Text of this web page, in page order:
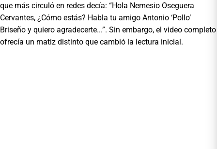
que más circuló en redes decía: “Hola Nemesio Oseguera
Cervantes, ¿Cómo estás? Habla tu amigo Antonio ‘Pollo’
Briseño y quiero agradecerte...”. Sin embargo, el video completo
ofrecía un matiz distinto que cambió la lectura inicial.